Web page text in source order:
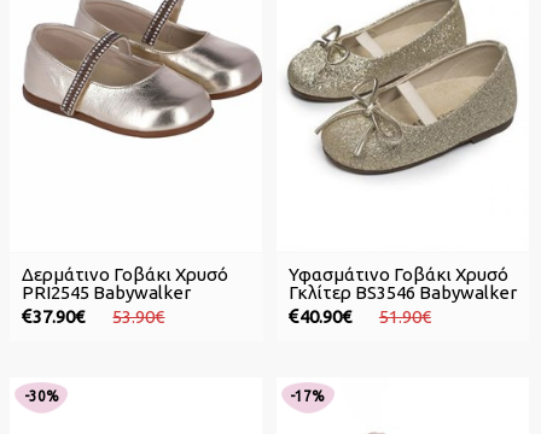
Δερμάτινο Γοβάκι Χρυσό
PRI2545 Babywalker
37.90€
53.90€
Υφασμάτινο Γοβάκι Χρυσό
Γκλίτερ BS3546 Babywalker
40.90€
51.90€
-30% -17%